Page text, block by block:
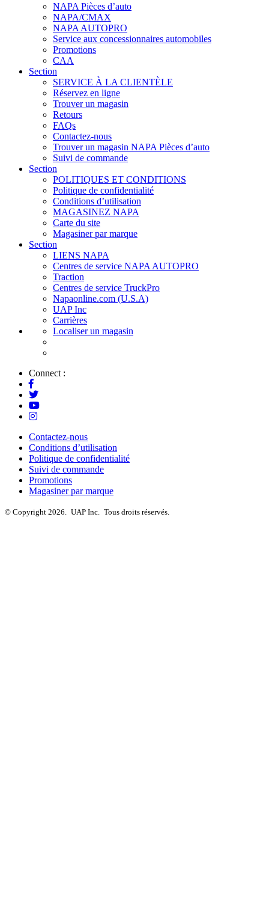
NAPA Pièces d’auto
NAPA/CMAX
NAPA AUTOPRO
Service aux concessionnaires automobiles
Promotions
CAA
Section
SERVICE À LA CLIENTÈLE
Réservez en ligne
Trouver un magasin
Retours
FAQs
Contactez-nous
Trouver un magasin NAPA Pièces d’auto
Suivi de commande
Section
POLITIQUES ET CONDITIONS
Politique de confidentialité
Conditions d’utilisation
MAGASINEZ NAPA
Carte du site
Magasiner par marque
Section
LIENS NAPA
Centres de service NAPA AUTOPRO
Traction
Centres de service TruckPro
Napaonline.com (U.S.A)
UAP Inc
Carrières
Localiser un magasin
Connect :
Contactez-nous
Conditions d’utilisation
Politique de confidentialité
Suivi de commande
Promotions
Magasiner par marque
© Copyright 2026. UAP Inc. Tous droits réservés.